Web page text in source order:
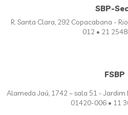
SBP-
R. Santa Clara, 292 Copacabana -
012 • 21
FSBP
Alameda Jaú, 1742 – sala 51 - Jardim
01420-006 • 11